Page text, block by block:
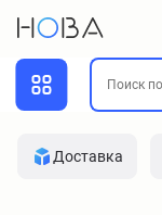
Доставка